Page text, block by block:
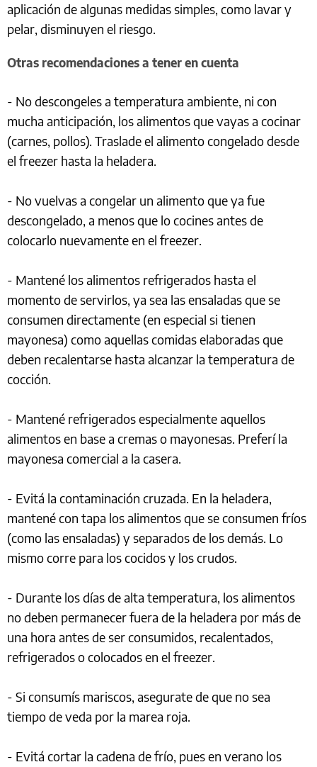
aplicación de algunas medidas simples, como lavar y
pelar, disminuyen el riesgo.
Otras recomendaciones a tener en cuenta
- No descongeles a temperatura ambiente, ni con
mucha anticipación, los alimentos que vayas a cocinar
(carnes, pollos). Traslade el alimento congelado desde
el freezer hasta la heladera.
- No vuelvas a congelar un alimento que ya fue
descongelado, a menos que lo cocines antes de
colocarlo nuevamente en el freezer.
- Mantené los alimentos refrigerados hasta el
momento de servirlos, ya sea las ensaladas que se
consumen directamente (en especial si tienen
mayonesa) como aquellas comidas elaboradas que
deben recalentarse hasta alcanzar la temperatura de
cocción.
- Mantené refrigerados especialmente aquellos
alimentos en base a cremas o mayonesas. Preferí la
mayonesa comercial a la casera.
- Evitá la contaminación cruzada. En la heladera,
mantené con tapa los alimentos que se consumen fríos
(como las ensaladas) y separados de los demás. Lo
mismo corre para los cocidos y los crudos.
- Durante los días de alta temperatura, los alimentos
no deben permanecer fuera de la heladera por más de
una hora antes de ser consumidos, recalentados,
refrigerados o colocados en el freezer.
- Si consumís mariscos, asegurate de que no sea
tiempo de veda por la marea roja.
- Evitá cortar la cadena de frío, pues en verano los